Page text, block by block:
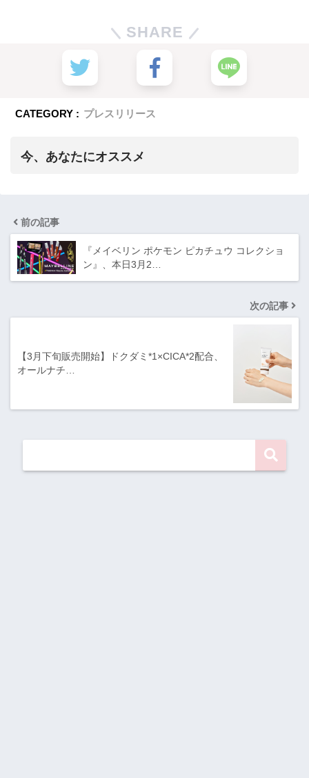
SHARE
CATEGORY : プレスリリース
今、あなたにオススメ
前の記事
『メイベリン ポケモン ピカチュウ コレクショ
ン』、本日3月2…
次の記事
【3月下旬販売開始】ドクダミ*1×CICA*2配合、
オールナチ…